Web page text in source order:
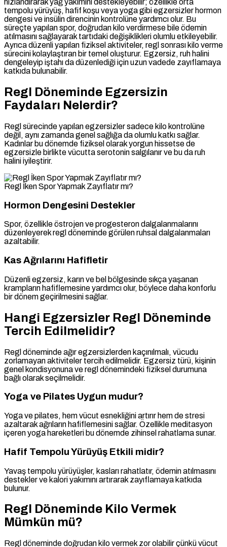
hızlandırarak yağ yakımını destekleyebilir; özellikle orta
tempolu yürüyüş, hafif koşu veya yoga gibi egzersizler hormon
dengesi ve insülin direncinin kontrolüne yardımcı olur. Bu
süreçte yapılan spor, doğrudan kilo verdirmese bile ödemin
atılmasını sağlayarak tartıdaki değişiklikleri olumlu etkileyebilir.
Ayrıca düzenli yapılan fiziksel aktiviteler, regl sonrası kilo verme
sürecini kolaylaştıran bir temel oluşturur. Egzersiz, ruh halini
dengeleyip iştahı da düzenlediği için uzun vadede zayıflamaya
katkıda bulunabilir.
Regl Döneminde Egzersizin
Faydaları Nelerdir?
Regl sürecinde yapılan egzersizler sadece kilo kontrolüne
değil, aynı zamanda genel sağlığa da olumlu katkı sağlar.
Kadınlar bu dönemde fiziksel olarak yorgun hissetse de
egzersizle birlikte vücutta serotonin salgılanır ve bu da ruh
halini iyileştirir.
Regl İken Spor Yapmak Zayıflatır mı?
Hormon Dengesini Destekler
Spor, özellikle östrojen ve progesteron dalgalanmalarını
düzenleyerek regl döneminde görülen ruhsal dalgalanmaları
azaltabilir.
Kas Ağrılarını Hafifletir
Düzenli egzersiz, karın ve bel bölgesinde sıkça yaşanan
krampların hafiflemesine yardımcı olur, böylece daha konforlu
bir dönem geçirilmesini sağlar.
Hangi Egzersizler Regl Döneminde
Tercih Edilmelidir?
Regl döneminde ağır egzersizlerden kaçınılmalı, vücudu
zorlamayan aktiviteler tercih edilmelidir. Egzersiz türü, kişinin
genel kondisyonuna ve regl dönemindeki fiziksel durumuna
bağlı olarak seçilmelidir.
Yoga ve Pilates Uygun mudur?
Yoga ve pilates, hem vücut esnekliğini artırır hem de stresi
azaltarak ağrıların hafiflemesini sağlar. Özellikle meditasyon
içeren yoga hareketleri bu dönemde zihinsel rahatlama sunar.
Hafif Tempolu Yürüyüş Etkili midir?
Yavaş tempolu yürüyüşler, kasları rahatlatır, ödemin atılmasını
destekler ve kalori yakımını artırarak zayıflamaya katkıda
bulunur.
Regl Döneminde Kilo Vermek
Mümkün mü?
Regl döneminde doğrudan kilo vermek zor olabilir çünkü vücut